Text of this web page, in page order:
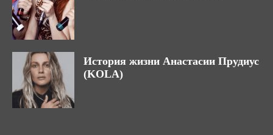
История жизни Анастасии Прудиус
(KOLA)